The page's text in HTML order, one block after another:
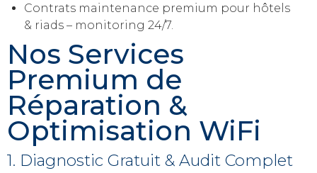
Contrats maintenance premium pour hôtels
& riads – monitoring 24/7.
Nos Services
Premium de
Réparation &
Optimisation WiFi
1. Diagnostic Gratuit & Audit Complet